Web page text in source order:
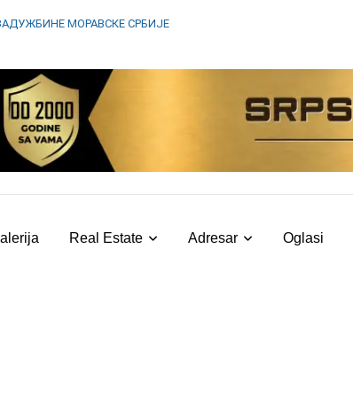
МОРАВСКЕ СРБИЈЕ
Real Estate Adresar Oglasi